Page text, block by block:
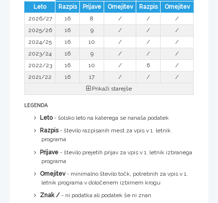
Leto
Razpis Prijave Omejitev Razpis
Omejitev
2026/27
16 8 / /
/
2025/26
16 9 / /
/
2024/25
16 10 / /
/
2023/24
16 9 / /
/
2022/23
16 10 / 6
/
2021/22
16 17 / /
/
Prikaži starejše
LEGENDA
Leto- šolsko leto na katerega se nanaša podatek
Razpis- število razpisanih mest za vpis v 1. letnik
programa
Prijave - število prejetih prijav za vpis v 1. letnik izbranega
programa
Omejitev- minimalno število točk, potrebnih za vpis v 1.
letnik programa v določenem izbirnem krogu
Znak / - ni podatka ali podatek še ni znan